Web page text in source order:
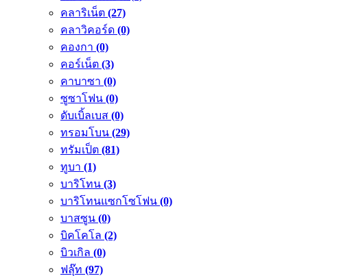
คลาริเน็ต (27)
คลาวิคอร์ด (0)
คองกา (0)
คอร์เน็ต (3)
คาบาซา (0)
ซูซาโฟน (0)
ดับเบิ้ลเบส (0)
ทรอมโบน (29)
ทรัมเป็ต (81)
ทูบา (1)
บาริโทน (3)
บาริโทนแซกโซโฟน (0)
บาสซูน (0)
บิคโคโล (2)
บิวเกิล (0)
ฟลุ๊ท (97)